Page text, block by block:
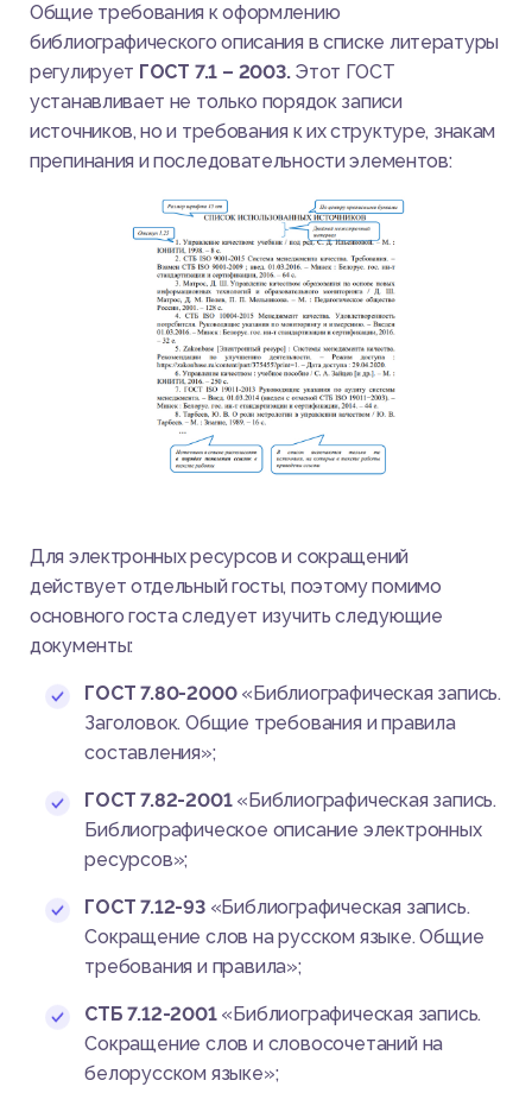
Общие требования к оформлению
библиографического описания в списке литературы
регулирует ГОСТ 7.1 – 2003.Этот ГОСТ
устанавливает не только порядок записи
источников, но и требования к их структуре, знакам
препинания и последовательности элементов:
Для электронных ресурсов и сокращений
действует отдельный госты, поэтому помимо
основного госта следует изучить следующие
документы:
ГОСТ 7.80-2000«Библиографическая запись.
Заголовок. Общие требования и правила
составления»;
ГОСТ 7.82-2001«Библиографическая запись.
Библиографическое описание электронных
ресурсов»;
ГОСТ 7.12-93«Библиографическая запись.
Сокращение слов на русском языке. Общие
требования и правила»;
СТБ 7.12-2001«Библиографическая запись.
Сокращение слов и словосочетаний на
белорусском языке»;